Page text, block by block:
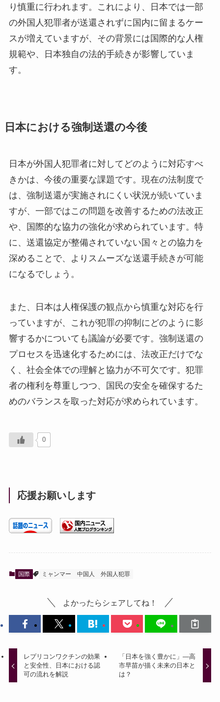
り慎重に行われます。これにより、日本では一部
の外国人犯罪者が送還されずに国内に留まるケー
スが増えていますが、その背景には国際的な人権
規範や、日本独自の法的手続きが影響していま
す。
日本における強制送還の今後
日本が外国人犯罪者に対してどのように対応すべ
きかは、今後の重要な課題です。現在の法制度で
は、強制送還が実施されにくい状況が続いていま
すが、一部ではこの問題を改善するための法改正
や、国際的な協力の強化が求められています。特
に、送還協定が整備されていない国々との協力を
深めることで、よりスムーズな送還手続きが可能
になるでしょう。
また、日本は人権保護の観点から慎重な対応を行
っていますが、これが犯罪の抑制にどのように影
響するかについても議論が必要です。強制送還の
プロセスを迅速化するためには、法改正だけでな
く、社会全体での理解と協力が不可欠です。犯罪
者の権利を尊重しつつ、国民の安全を確保するた
めのバランスを取った対応が求められています。
0
応援お願いします
国際 ミャンマー 中国人 外国人犯罪
よかったらシェアしてね！
レプリコンワクチンの効果
と安全性、日本における認
可の流れを解説
「日本を強く豊かに」—高
市早苗が描く未来の日本と
は？